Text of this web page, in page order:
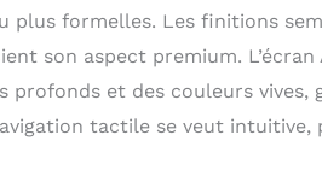
rapprochent les uns
Android et iOS, de
messages de votre
:Prend en charge
à pied, le vélo, la
plus formelles. Les finitions
son aspect premium.
profonds et des couleurs
tactile se veut